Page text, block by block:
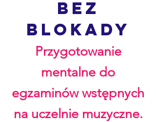
bez
blokady
Przygotowanie
mentalne do
egzaminów wstępnych
na uczelnie muzyczne.